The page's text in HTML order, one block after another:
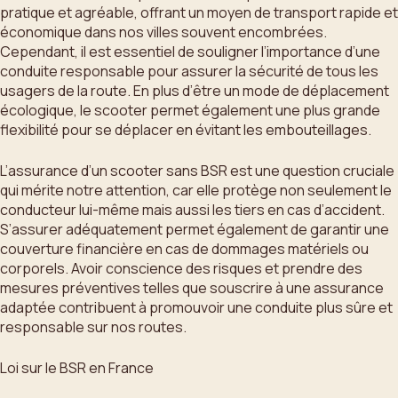
pratique et agréable, offrant un moyen de transport rapide et
économique dans nos villes souvent encombrées.
Cependant, il est essentiel de souligner l’importance d’une
conduite responsable pour assurer la sécurité de tous les
usagers de la route. En plus d’être un mode de déplacement
écologique, le scooter permet également une plus grande
flexibilité pour se déplacer en évitant les embouteillages.
L’assurance d’un scooter sans BSR est une question cruciale
qui mérite notre attention, car elle protège non seulement le
conducteur lui-même mais aussi les tiers en cas d’accident.
S’assurer adéquatement permet également de garantir une
couverture financière en cas de dommages matériels ou
corporels. Avoir conscience des risques et prendre des
mesures préventives telles que souscrire à une assurance
adaptée contribuent à promouvoir une conduite plus sûre et
responsable sur nos routes.
Loi sur le BSR en France